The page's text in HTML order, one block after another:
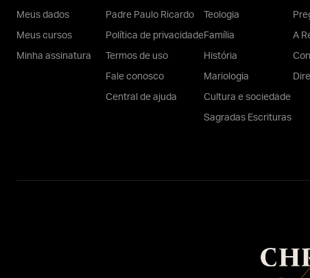
Meus dados
Meus cursos
Minha assinatura
Padre Paulo Ricardo
Política de privacidade
Termos de uso
Fale conosco
Central de ajuda
Teologia
Família
História
Mariologia
Cultura e sociedade
Sagradas Escrituras
A